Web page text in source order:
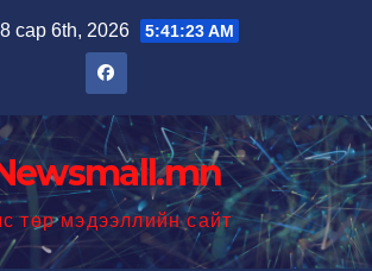
сар 6th, 2026 5:41:24 AM
төр мэдээллийн сайт